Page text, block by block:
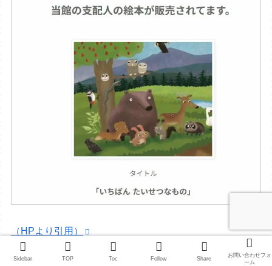
（HPより引用）
Sidebar TOP Toc Follow Share
お問い合わせフォ
ーム